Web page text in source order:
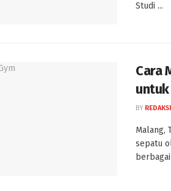
Studi ...
Cara
BY REDAKSI
Malang,
sepatu